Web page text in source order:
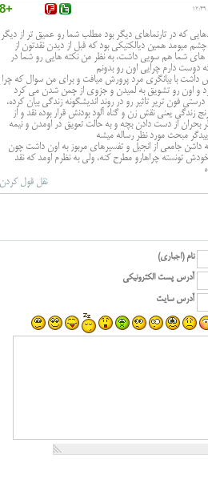
+8
که در تارنماهای دیگر بود مطلب شما رو عمیق تر از دیگر
میومد همین دیالکتیکی بود که قبل از دیدن نقدتون از
های شما هم سویی داشت، به نظر من نکته هایی رو شما در
دوست دارم چرایی اون رو بدونم
داشت با بیانگری مرد پرورش میافت و برای من سوال که چرا
و اون رو تشویق به لمیدن و جزوی از چمن شدن می کرد
فون تریر تاثیر رو در روند اندیشگونه زندگی بیان کرده،
زندگی یعنی نقش زن و گناه آلود بودنش قرار بوده نقد و از
بحران از دست دادن بچه و به حالت تعویق در اومدن و نیمه
مبحث مورد نظر رساله میشه
داشن جامعی از انجیل و تفسیرهای مربوز به اون داشت چون
تونسته چراهارو مطرح کنه، ولی به نظرم اومد که نقد
نقل قول کردن
نام (اجباری)
آدرس پست الکترونیکی
آدرس سایت